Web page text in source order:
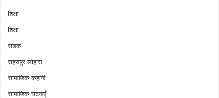
शिक्षा
शिक्षा
सडक
सहसपुर लोहारा
सामाजिक कहानी
सामाजिक घटनाएँ